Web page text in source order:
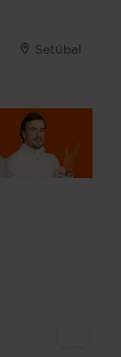
Setúbal